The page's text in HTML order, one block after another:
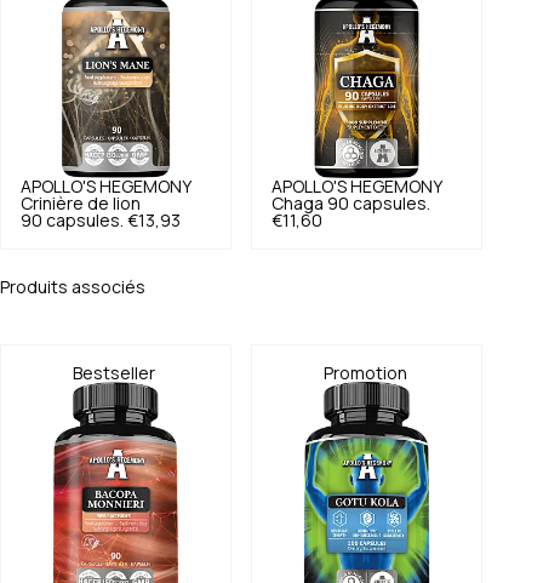
APOLLO'S HEGEMONY
Crinière de lion
90 capsules. €13,93
APOLLO'S HEGEMONY
Chaga 90 capsules.
€11,60
Produits associés
Bestseller Promotion